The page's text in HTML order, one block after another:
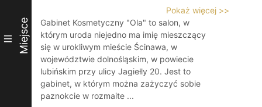
III Miejsce
Pokaż więcej >>
Gabinet Kosmetyczny "Ola" to salon, w
którym uroda niejedno ma imię mieszczący
się w urokliwym mieście Ścinawa, w
województwie dolnośląskim, w powiecie
lubińskim przy ulicy Jagiełly 20. Jest to
gabinet, w którym można zażyczyć sobie
paznokcie w rozmaite ...